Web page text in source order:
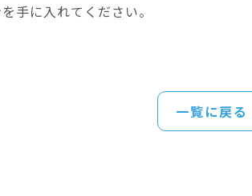
手に入れてください。
一覧に戻る